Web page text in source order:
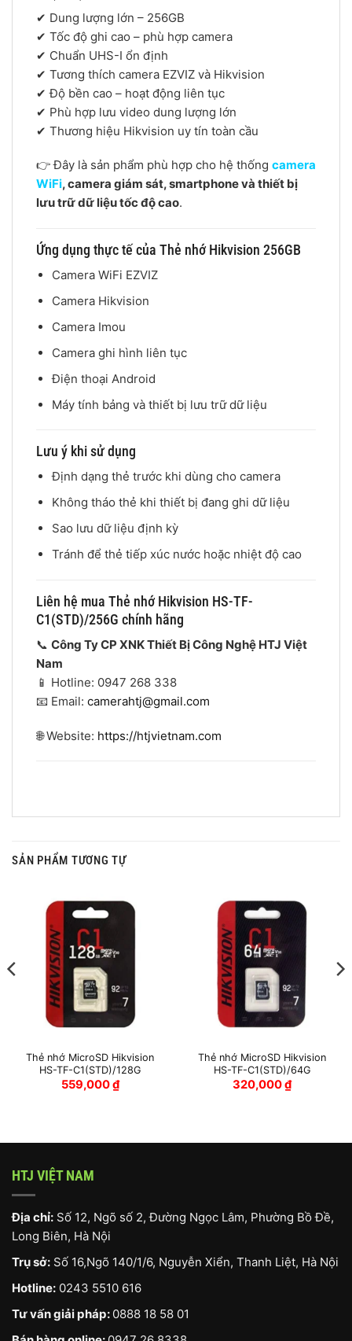
✔ Dung lượng lớn – 256GB
✔ Tốc độ ghi cao – phù hợp camera
✔ Chuẩn UHS-I ổn định
✔ Tương thích camera EZVIZ và Hikvision
✔ Độ bền cao – hoạt động liên tục
✔ Phù hợp lưu video dung lượng lớn
✔ Thương hiệu Hikvision uy tín toàn cầu
👉 Đây là sản phẩm phù hợp cho hệ thống camera
WiFi, camera giám sát, smartphone và thiết bị
lưu trữ dữ liệu tốc độ cao.
Ứng dụng thực tế của Thẻ nhớ Hikvision 256GB
Camera WiFi EZVIZ
Camera Hikvision
Camera Imou
Camera ghi hình liên tục
Điện thoại Android
Máy tính bảng và thiết bị lưu trữ dữ liệu
Lưu ý khi sử dụng
Định dạng thẻ trước khi dùng cho camera
Không tháo thẻ khi thiết bị đang ghi dữ liệu
Sao lưu dữ liệu định kỳ
Tránh để thẻ tiếp xúc nước hoặc nhiệt độ cao
Liên hệ mua Thẻ nhớ Hikvision HS-TF-
C1(STD)/256G chính hãng
📞 Công Ty CP XNK Thiết Bị Công Nghệ HTJ Việt
Nam
📱 Hotline: 0947 268 338
📧 Email: camerahtj@gmail.com
🌐 Website: https://htjvietnam.com
SẢN PHẨM TƯƠNG TỰ
Thẻ nhớ MicroSD Hikvision
HS-TF-C1(STD)/128G
559,000₫
Thẻ nhớ MicroSD Hikvision
HS-TF-C1(STD)/64G
320,000₫
HTJ VIỆT NAM
Địa chỉ: Số 12, Ngõ số 2, Đường Ngọc Lâm, Phường Bồ Đề,
Long Biên, Hà Nội
Trụ sở: Số 16,Ngõ 140/1/6, Nguyễn Xiển, Thanh Liệt, Hà Nội
Hotline: 0243 5510 616
Tư vấn giải pháp: 0888 18 58 01